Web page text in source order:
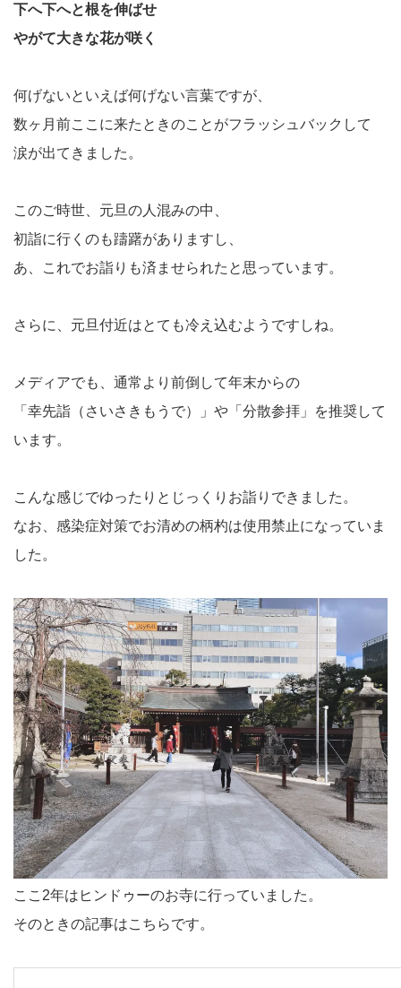
下へ下へと根を伸ばせ
やがて大きな花が咲く
何げないといえば何げない言葉ですが、
数ヶ月前ここに来たときのことがフラッシュバックして
涙が出てきました。
このご時世、元旦の人混みの中、
初詣に行くのも躊躇がありますし、
あ、これでお詣りも済ませられたと思っています。
さらに、元旦付近はとても冷え込むようですしね。
メディアでも、通常より前倒して年末からの
「幸先詣（さいさきもうで）」や「分散参拝」を推奨して
います。
こんな感じでゆったりとじっくりお詣りできました。
なお、感染症対策でお清めの柄杓は使用禁止になっていま
した。
ここ2年はヒンドゥーのお寺に行っていました。
そのときの記事はこちらです。